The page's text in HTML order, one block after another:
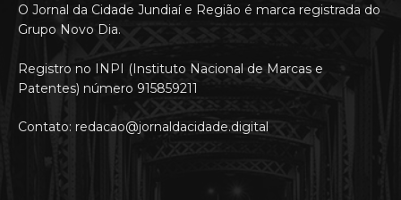
O Jornal da Cidade Jundiaí e Região é marca registrada do
Grupo Novo Dia.
Registro no INPI (Instituto Nacional de Marcas e
Patentes) número 915859211
Contato: redacao@jornaldacidade.digital